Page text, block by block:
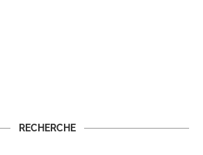
RECHERCHE